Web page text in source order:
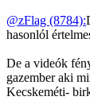
@zFlag (8784):
hasonlól
De a videók
gazember aki
Kecskeméti-